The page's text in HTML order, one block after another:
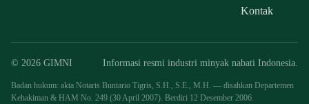
Kontak
© 2026 GIMNI Informasi resmi industri minyak nabati Indonesia.
Badan hukum: akta Notaris Buntario Tigris, S.H., S.E., M.H. — disahkan Departemen
Kehakiman & HAM No. 249 (30 April 2007). Berdiri 12 Desember 2006.